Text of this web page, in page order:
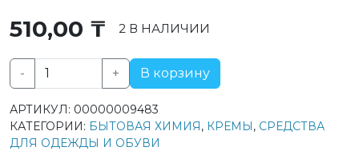
510,00 ₸ 2 В НАЛИЧИИ
-
Количество
Дивидик
крем-
+ В корзину
АРТИКУЛ: 00000009483
КАТЕГОРИИ: БЫТОВАЯ ХИМИЯ, КРЕМЫ, СРЕДСТВА
ДЛЯ ОДЕЖДЫ И ОБУВИ